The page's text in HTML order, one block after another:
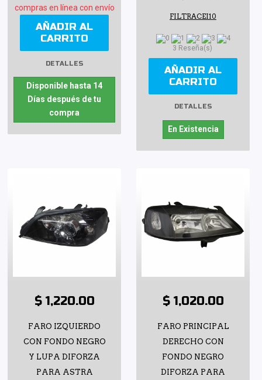
compras en línea con envío
AÑADIR AL
CARRITO
DETALLES
Disponible hasta 14
Días después de tu
compra
FILTRACEI10
3 Reseña(s)
AÑADIR AL
CARRITO
DETALLES
En Existencia
$ 1,220.00
FARO IZQUIERDO
CON FONDO NEGRO
Y LUPA DIFORZA
PARA ASTRA
$ 1,020.00
FARO PRINCIPAL
DERECHO CON
FONDO NEGRO
DIFORZA PARA